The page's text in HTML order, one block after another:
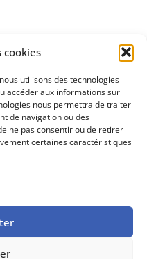
cookies
utilisons des technologies
accéder aux informations sur
nous permettra de traiter
de navigation ou des
ne pas consentir ou de retirer
certaines caractéristiques
Utiles est
publication